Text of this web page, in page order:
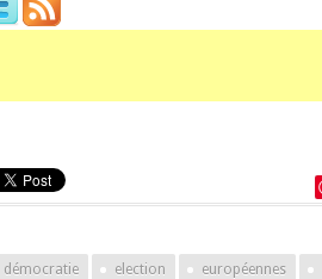
démocratie election européennes